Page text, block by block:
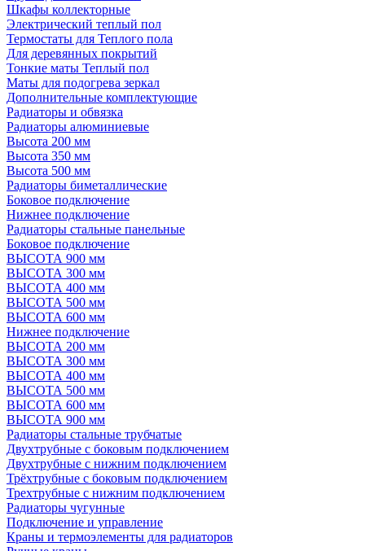
Шкафы коллекторные
Электрический теплый пол
Термостаты для Теплого пола
Для деревянных покрытий
Тонкие маты Теплый пол
Маты для подогрева зеркал
Дополнительные комплектующие
Радиаторы и обвязка
Радиаторы алюминиевые
Высота 200 мм
Высота 350 мм
Высота 500 мм
Радиаторы биметаллические
Боковое подключение
Нижнее подключение
Радиаторы стальные панельные
Боковое подключение
ВЫСОТА 900 мм
ВЫСОТА 300 мм
ВЫСОТА 400 мм
ВЫСОТА 500 мм
ВЫСОТА 600 мм
Нижнее подключение
ВЫСОТА 200 мм
ВЫСОТА 300 мм
ВЫСОТА 400 мм
ВЫСОТА 500 мм
ВЫСОТА 600 мм
ВЫСОТА 900 мм
Радиаторы стальные трубчатые
Двухтрубные с боковым подключением
Двухтрубные с нижним подключением
Трёхтрубные с боковым подключением
Трехтрубные с нижним подключением
Радиаторы чугунные
Подключение и управление
Краны и термоэлементы для радиаторов